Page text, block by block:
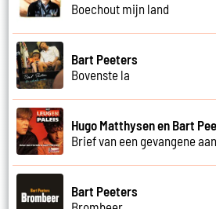
Boechout mijn land
Bart Peeters
Bovenste la
Hugo Matthysen en Bart
Brief van een gevangene
Bart Peeters